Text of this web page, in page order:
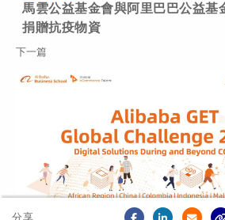
分享
馬雲公益基金會與阿里巴巴公益基
捐贈抗疫物資
下一篇